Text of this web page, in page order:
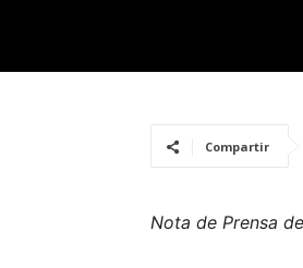
Compartir
Nota de Prensa